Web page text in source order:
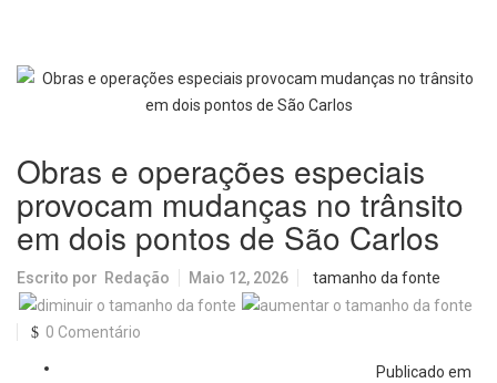
Obras e operações especiais
provocam mudanças no trânsito
em dois pontos de São Carlos
Escrito por Redação Maio 12, 2026 tamanho da fonte
0 Comentário
Publicado em